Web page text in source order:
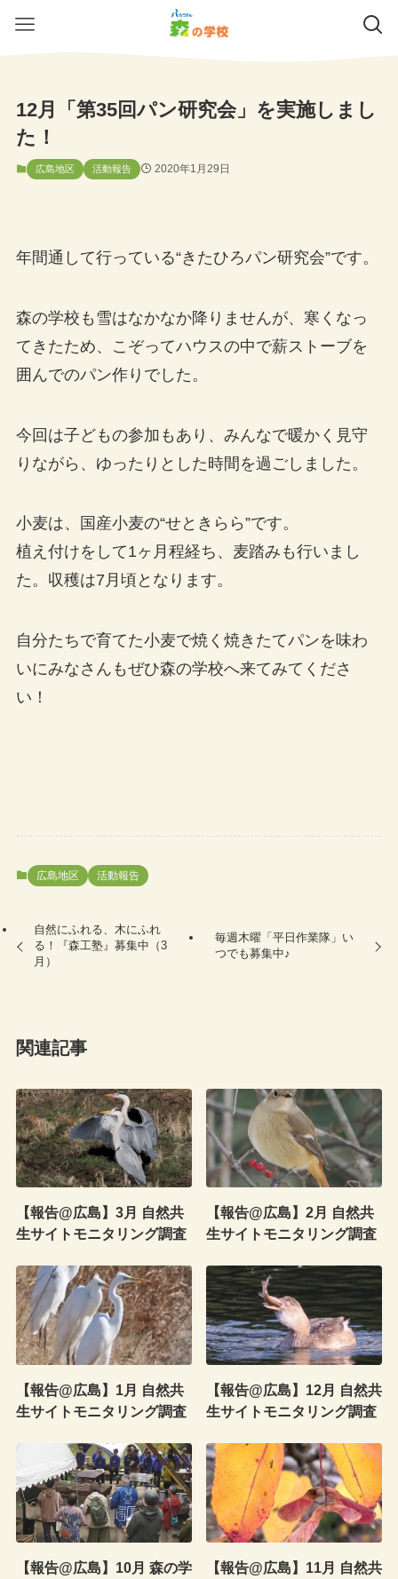
12月「第35回パン研究会」を実施しまし
た！
広島地区 活動報告 2020年1月29日
年間通して行っている“きたひろパン研究会”です。
森の学校も雪はなかなか降りませんが、寒くなっ
てきたため、こぞってハウスの中で薪ストーブを
囲んでのパン作りでした。
今回は子どもの参加もあり、みんなで暖かく見守
りながら、ゆったりとした時間を過ごしました。
小麦は、国産小麦の“せときらら”です。
植え付けをして1ヶ月程経ち、麦踏みも行いまし
た。収穫は7月頃となります。
自分たちで育てた小麦で焼く焼きたてパンを味わ
いにみなさんもぜひ森の学校へ来てみてくださ
い！
広島地区 活動報告
自然にふれる、木にふれ
る！『森工塾』募集中（3
月）
毎週木曜「平日作業隊」い
つでも募集中♪
関連記事
【報告@広島】3月 自然共
生サイトモニタリング調査
【報告@広島】2月 自然共
生サイトモニタリング調査
【報告@広島】1月 自然共
生サイトモニタリング調査
【報告@広島】12月 自然共
生サイトモニタリング調査
【報告@広島】10月 森の学
【報告@広島】11月 自然共